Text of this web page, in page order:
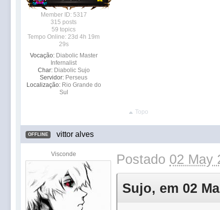
Member ID: 5317
315 posts
59 topics
Tempo Online: 23d 4h 19m
29s
Vocação: Diabolic Master
Infernalist
Char: Diabolic Sujo
Servidor: Perseus
Localização: Rio Grande do
Sul
Topo
OFFLINE vittor alves
Visconde Postado 02 May
Sujo, em 02